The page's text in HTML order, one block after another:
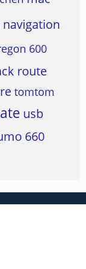
navigation
600
route
tomtom
usb
660